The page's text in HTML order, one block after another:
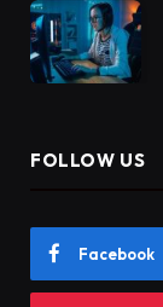
FOLLOW US
Facebook